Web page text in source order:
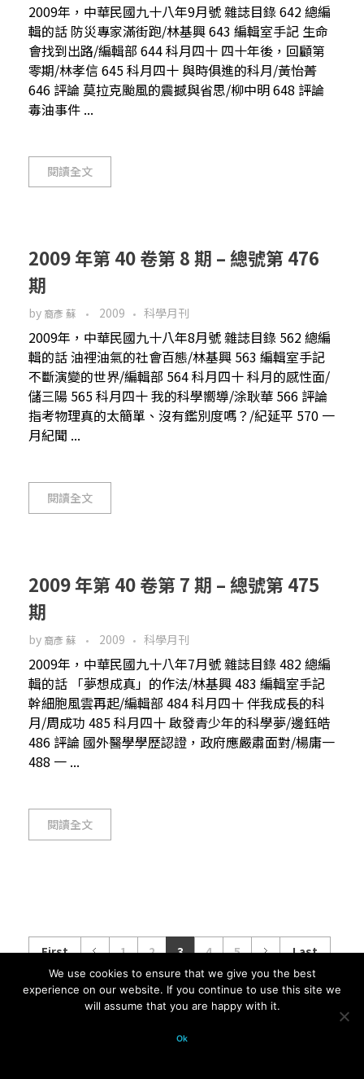
2009年，中華民國九十八年9月號 雜誌目錄 642 總編
輯的話 防災專家滿街跑/林基興 643 編輯室手記 生命
會找到出路/編輯部 644 科月四十 四十年後，回顧第
零期/林孝信 645 科月四十 與時俱進的科月/黃怡菁
646 評論 莫拉克颱風的震撼與省思/柳中明 648 評論
毒油事件 ...
閱讀全文
2009 年第 40 卷第 8 期 – 總號第 476
期
by 裔彥 蘇 2009 科學月刊
2009年，中華民國九十八年8月號 雜誌目錄 562 總編
輯的話 油裡油氣的社會百態/林基興 563 編輯室手記
不斷演變的世界/編輯部 564 科月四十 科月的感性面/
儲三陽 565 科月四十 我的科學嚮導/涂耿華 566 評論
指考物理真的太簡單、沒有鑑別度嗎？/紀延平 570 一
月紀聞 ...
閱讀全文
2009 年第 40 卷第 7 期 – 總號第 475
期
by 裔彥 蘇 2009 科學月刊
2009年，中華民國九十八年7月號 雜誌目錄 482 總編
輯的話 「夢想成真」的作法/林基興 483 編輯室手記
幹細胞風雲再起/編輯部 484 科月四十 伴我成長的科
月/周成功 485 科月四十 啟發青少年的科學夢/邊鈺皓
486 評論 國外醫學學歷認證，政府應嚴肅面對/楊庸一
488 一 ...
閱讀全文
First 1 2 3 4 5 Last
© 2026 科學月刊五十年大全 All
We use cookies to ensure that we give you the best
experience on our website. If you continue to use this site we
will assume that you are happy with it.
Ok